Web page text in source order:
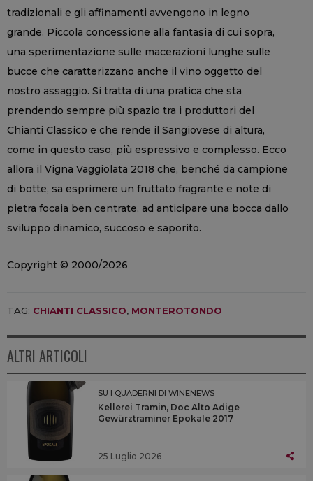
tradizionali e gli affinamenti avvengono in legno
grande. Piccola concessione alla fantasia di cui sopra,
una sperimentazione sulle macerazioni lunghe sulle
bucce che caratterizzano anche il vino oggetto del
nostro assaggio. Si tratta di una pratica che sta
prendendo sempre più spazio tra i produttori del
Chianti Classico e che rende il Sangiovese di altura,
come in questo caso, più espressivo e complesso. Ecco
allora il Vigna Vaggiolata 2018 che, benché da campione
di botte, sa esprimere un fruttato fragrante e note di
pietra focaia ben centrate, ad anticipare una bocca dallo
sviluppo dinamico, succoso e saporito.
Copyright © 2000/2026
TAG: CHIANTI CLASSICO, MONTEROTONDO
ALTRI ARTICOLI
SU I QUADERNI DI WINENEWS
Kellerei Tramin, Doc Alto Adige
Gewürztraminer Epokale 2017
25 Luglio 2026